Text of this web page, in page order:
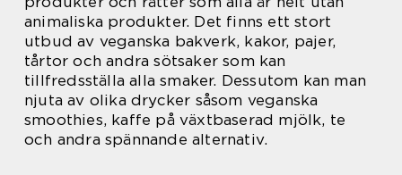
animaliska produkter. Det finns ett stort
utbud av veganska bakverk, kakor, pajer,
tårtor och andra sötsaker som kan
tillfredsställa alla smaker. Dessutom kan man
njuta av olika drycker såsom veganska
smoothies, kaffe på växtbaserad mjölk, te
och andra spännande alternativ.